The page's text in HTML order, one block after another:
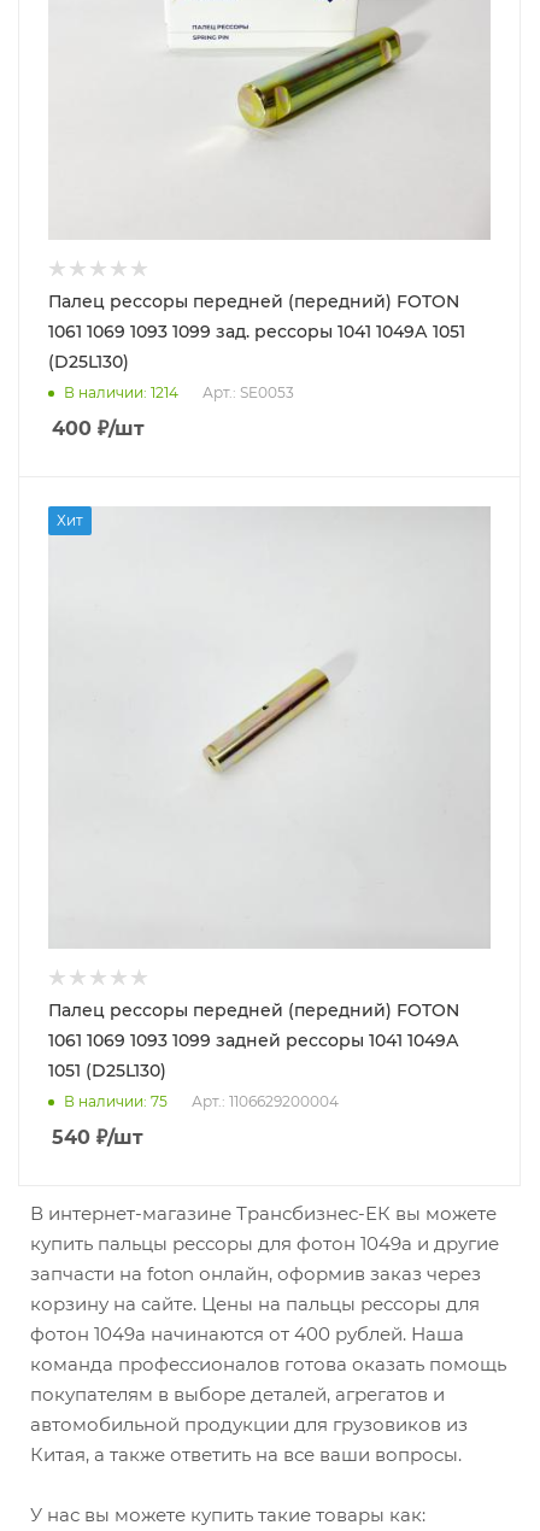
Палец рессоры передней (передний) FOTON
1061 1069 1093 1099 зад. рессоры 1041 1049А 1051
(D25L130)
В наличии: 1214 Арт.: SE0053
400 ₽/шт
Хит
Палец рессоры передней (передний) FOTON
1061 1069 1093 1099 задней рессоры 1041 1049А
1051 (D25L130)
В наличии: 75 Арт.: 1106629200004
540 ₽/шт
В интернет-магазине Трансбизнес-ЕК вы можете
купить пальцы рессоры для фотон 1049а и другие
запчасти на foton онлайн, оформив заказ через
корзину на сайте. Цены на пальцы рессоры для
фотон 1049а начинаются от 400 рублей. Наша
команда профессионалов готова оказать помощь
покупателям в выборе деталей, агрегатов и
автомобильной продукции для грузовиков из
Китая, а также ответить на все ваши вопросы.
У нас вы можете купить такие товары как: